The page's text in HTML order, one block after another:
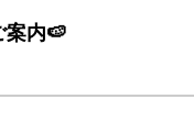
案内🍉